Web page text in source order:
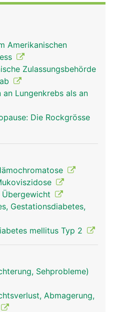
in den Zwölffingerdarm
verschiedene
Nahrungsbestandteile
Ausserdem
zuvor in die Nahrung
die empfindliche
der Säure angegriffen
die Produktion der
die als
regulieren. Insulin
der Blutzuckerspiegel
einer Mahlzeit, gibt die
ins Blut ab, wodurch
umgekehrt der
ist, wird Glukagon
Amerikanischen
Zulassungsbehörde
an Lungenkrebs als an
Die Rockgrösse
Gestationsdiabetes,
mellitus Typ 2
Sehprobleme)
Abmagerung,